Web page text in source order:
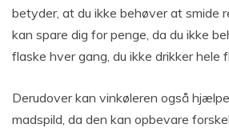
betyder, at du ikke behøver at smide
kan spare dig for penge, da du ikke
flaske hver gang, du ikke drikker hele
Derudover kan vinkøleren også
madspild, da den kan opbevare